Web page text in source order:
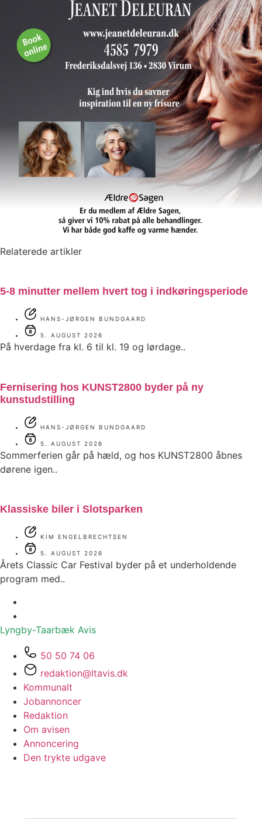
Relaterede artikler
5-8 minutter mellem hvert tog i indkøringsperiode
HANS-JØRGEN BUNDGAARD
5. AUGUST 2026
På hverdage fra kl. 6 til kl. 19 og lørdage..
Fernisering hos KUNST2800 byder på ny
kunstudstilling
HANS-JØRGEN BUNDGAARD
5. AUGUST 2026
Sommerferien går på hæld, og hos KUNST2800 åbnes
dørene igen..
Klassiske biler i Slotsparken
KIM ENGELBRECHTSEN
5. AUGUST 2026
Årets Classic Car Festival byder på et underholdende
program med..
Lyngby-Taarbæk Avis
50 50 74 06
redaktion@ltavis.dk
Kommunalt
Jobannoncer
Redaktion
Om avisen
Annoncering
Den trykte udgave